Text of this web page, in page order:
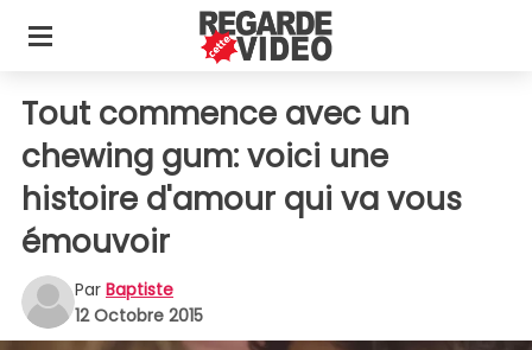
Tout commence avec un
chewing gum: voici une
histoire d'amour qui va vous
émouvoir
Par Baptiste
12 Octobre 2015